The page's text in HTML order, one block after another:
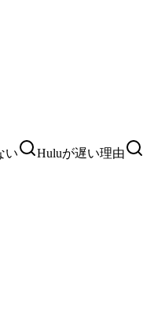
い Huluが遅い理由